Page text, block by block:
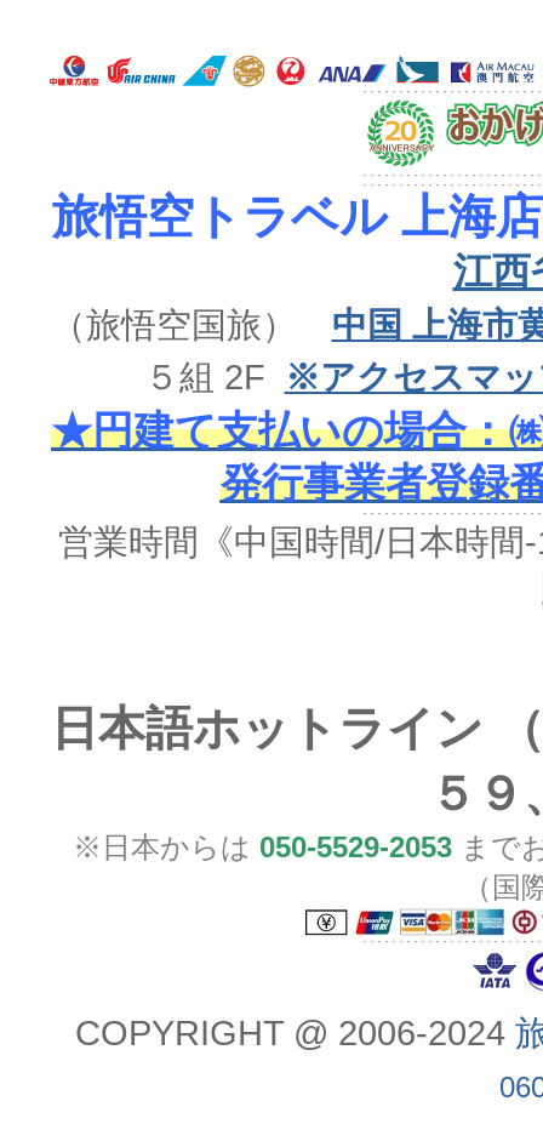
旅悟空トラベル 上海店
江西
（旅悟空国旅） 中国 上海市
５組 2F
※アクセスマ
★円建て支払いの場合：
発行事業者登録
営業時間《中国時間/日本時間
日本語ホットライン
５９
※日本からは 050-5529-2053 まで
（国
COPYRIGHT @ 2006-2024